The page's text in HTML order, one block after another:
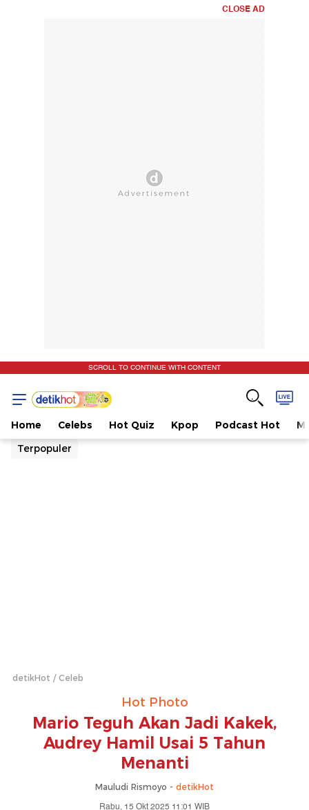
CLOSE AD
SCROLL TO CONTINUE WITH CONTENT
Home Celebs Hot Quiz Kpop Podcast Hot
Terpopuler
detikHot Celeb
Hot Photo
Mario Teguh Akan Jadi Kakek,
Audrey Hamil Usai 5 Tahun
Menanti
Mauludi Rismoyo - detikHot
Rabu, 15 Okt 2025 11:01 WIB